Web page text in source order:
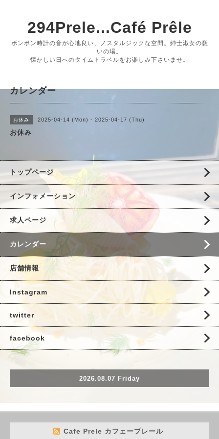
294Prele...Café Prêle
ボンボン時計の音が心地良い、ノスタルジックな空間。紳士淑女の憩
いの場。
懐かしい日へのタイムトラベルをお楽しみ下さいませ。
カレンダー
お休み 2025-04-14 (Mon) - 2025-04-17 (Thu)
お休み
トップページ
インフォメーション
求人ページ
カレンダー
店舗情報
Instagram
twitter
facebook
2026.08.07 Friday
Cafe Prele カフェープレール